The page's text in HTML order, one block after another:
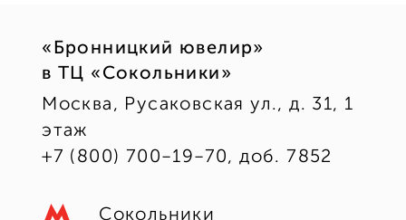
«Бронницкий ювелир»
в ТЦ «Сокольники»
Москва, Русаковская ул., д. 31, 1
этаж
+7 (800) 700-19-70, доб. 7852
Сокольники